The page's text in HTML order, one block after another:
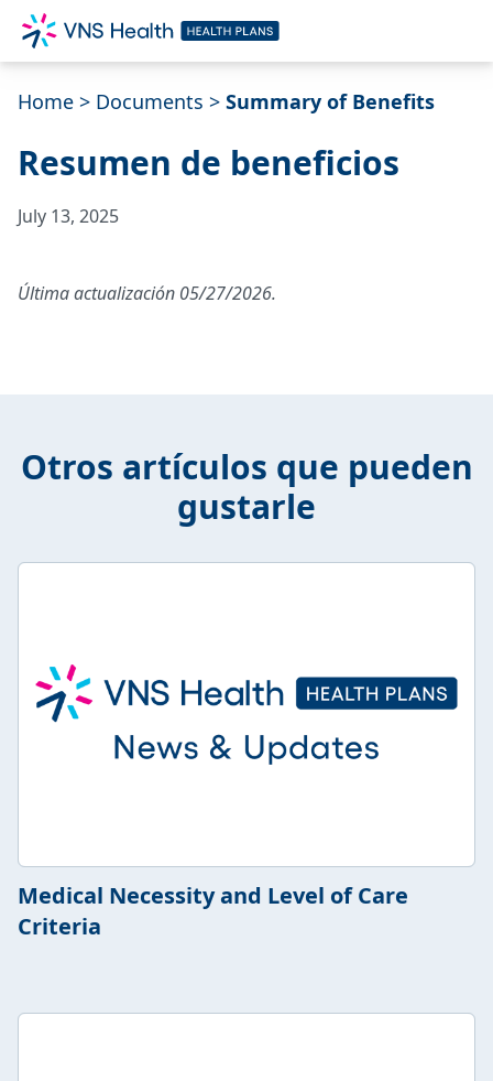
Home > Documents > Summary of Benefits
Resumen de beneficios
July 13, 2025
Última actualización 05/27/2026.
Otros artículos que pueden
gustarle
Medical Necessity and Level of Care
Criteria